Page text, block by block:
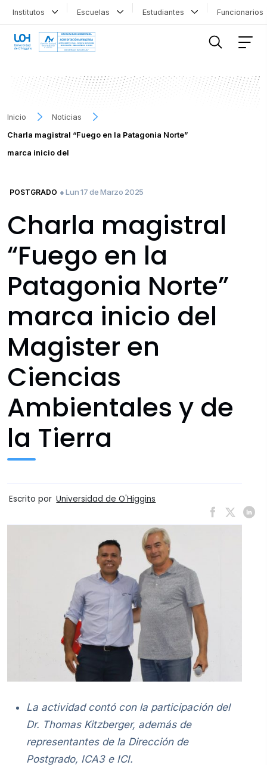
Institutos Escuelas Estudiantes
Inicio
Noticias
Charla magistral “Fuego en la Patagonia Norte”
marca inicio del
POSTGRADO ● Lun 17 de Marzo 2025
Charla magistral
“Fuego en la
Patagonia Norte”
marca inicio del
Magister en
Ciencias
Ambientales y de
la Tierra
Escrito por Universidad de O'Higgins
La actividad contó con la participación del
Dr. Thomas Kitzberger, además de
representantes de la Dirección de
Postgrado, ICA3 e ICI.